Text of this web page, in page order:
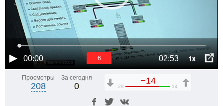
00:00 02:53 1x
6
Просмотры
208
За сегодня
0
−14
28 14